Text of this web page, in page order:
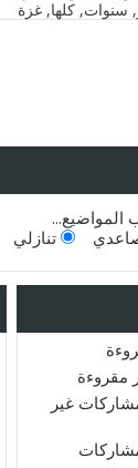
المواضيع...
تنازلي
مقروءة
غير